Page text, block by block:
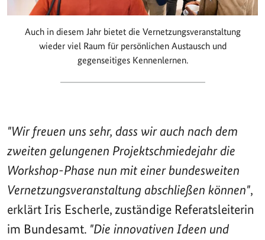
Auch in diesem Jahr bietet die Vernetzungsveranstaltung
wieder viel Raum für persönlichen Austausch und
gegenseitiges Kennenlernen.
"Wir freuen uns sehr, dass wir auch nach dem
zweiten gelungenen Projektschmiedejahr die
Workshop-Phase nun mit einer bundesweiten
Vernetzungsveranstaltung abschließen können",
erklärt Iris Escherle, zuständige Referatsleiterin
im Bundesamt. "Die innovativen Ideen und